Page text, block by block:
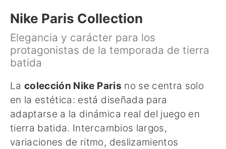
Nike Paris Collection
Elegancia y carácter para los
protagonistas de la temporada de tierra
batida
Lacolección Nike Paris no se centra solo
en la estética: está diseñada para
adaptarse a la dinámica real del juego en
tierra batida. Intercambios largos,
variaciones de ritmo, deslizamientos